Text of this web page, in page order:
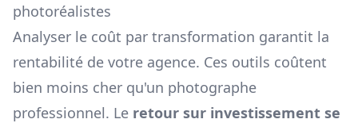
photoréalistes
Analyser le coût par transformation garantit la
rentabilité de votre agence. Ces outils coûtent
bien moins cher qu'un photographe
professionnel. Le retour sur investissement se